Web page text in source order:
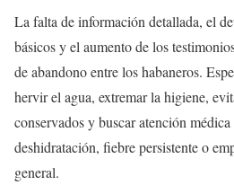
La falta de información detallada, el
básicos y el aumento de los
de abandono entre los habaneros.
hervir el agua, extremar la higiene,
conservados y buscar atención
deshidratación, fiebre persistente o
general.